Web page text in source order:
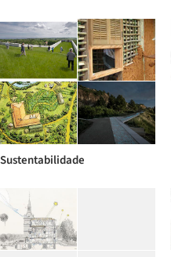
Sustentabilidade